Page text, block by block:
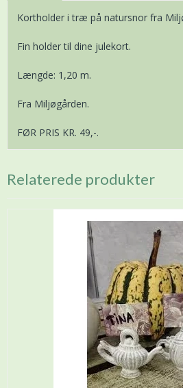
Kortholder i træ på natursnor fra
Fin holder til dine julekort.
Længde: 1,20 m.
Fra Miljøgården.
FØR PRIS KR. 49,-.
Relaterede produkter